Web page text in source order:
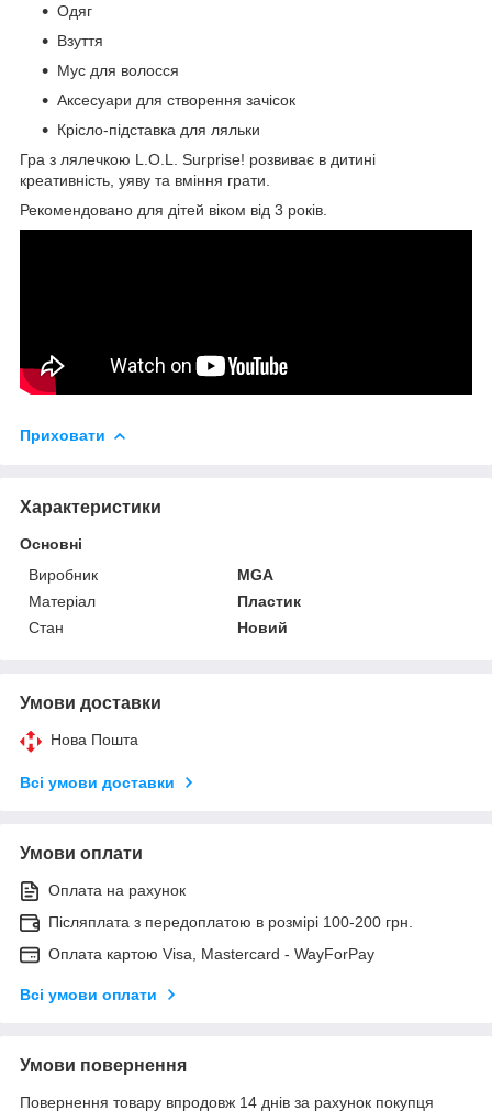
Одяг
Взуття
Мус для волосся
Аксесуари для створення зачісок
Крісло-підставка для ляльки
Гра з лялечкою L.O.L. Surprise! розвиває в дитині
креативність, уяву та вміння грати.
Рекомендовано для дітей віком від 3 років.
Приховати
Характеристики
Основні
Виробник
MGA
Матеріал
Пластик
Стан
Новий
Умови доставки
Нова Пошта
Всі умови доставки
Умови оплати
Оплата на рахунок
Післяплата з передоплатою в розмірі 100-200 грн.
Оплата картою Visa, Mastercard - WayForPay
Всі умови оплати
Умови повернення
Повернення товару впродовж 14 днів за рахунок покупця